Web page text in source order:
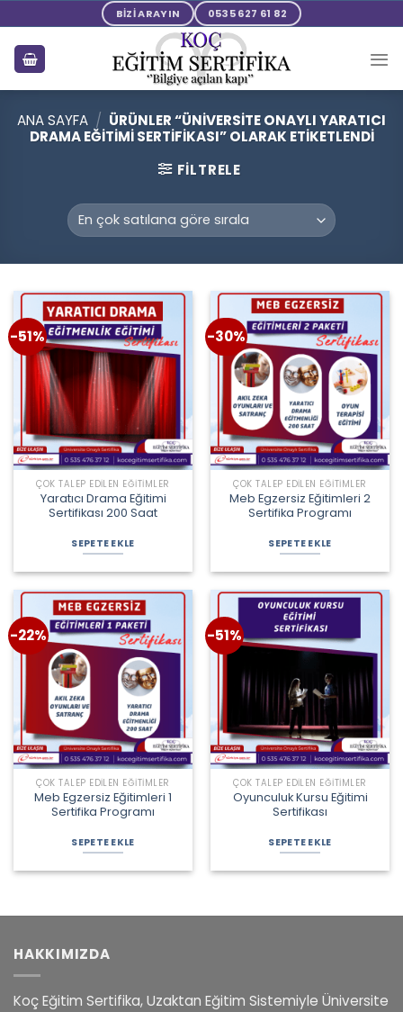
to
content
BİZİ ARAYIN 0535 627 61 82
ANA SAYFA / ÜRÜNLER “ÜNIVERSITE ONAYLI YARATICI
DRAMA EĞITIMI SERTIFIKASI” OLARAK ETIKETLENDI
FILTRELE
-51%
ÇOK TALEP EDILEN EĞITIMLER
Yaratıcı Drama Eğitimi
Sertifikası 200 Saat
fiyat:
2.000,00 ₺.
andaki
fiyat:
990,00 ₺.
SEPETE EKLE
-30%
ÇOK TALEP EDILEN EĞITIMLER
Meb Egzersiz Eğitimleri 2
Sertifika Programı
fiyat:
2.800,00 ₺.
andaki
fiyat:
1.950,00 ₺.
SEPETE EKLE
-22%
ÇOK TALEP EDILEN EĞITIMLER
Meb Egzersiz Eğitimleri 1
Sertifika Programı
fiyat:
2.040,00 ₺.
andaki
fiyat:
1.590,00 ₺.
SEPETE EKLE
-51%
ÇOK TALEP EDILEN EĞITIMLER
Oyunculuk Kursu Eğitimi
Sertifikası
fiyat:
2.000,00 ₺.
andaki
fiyat:
990,00 ₺.
SEPETE EKLE
HAKKIMIZDA
Koç Eğitim Sertifika, Uzaktan Eğitim Sistemiyle Üniversite